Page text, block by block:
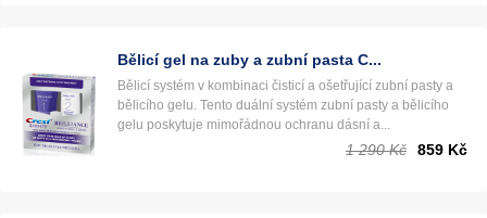
past Crest.
Bělicí gel na zuby a zubní pasta C...
Bělicí systém v kombinaci čisticí a ošetřující zubní pasty a
bělicího gelu. Tento duální systém zubní pasty a bělicího
gelu poskytuje mimořádnou ochranu dásní a...
1 290 Kč 859 Kč